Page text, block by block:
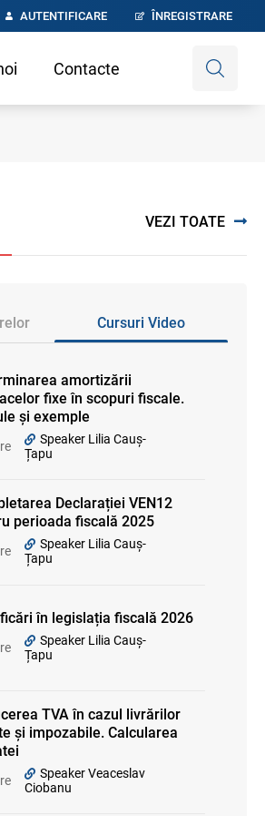
AUTENTIFICARE ÎNREGISTRARE
Contacte
VEZI TOATE
Cursuri Video
amortizării
fixe în scopuri fiscale.
și exemple
Speaker Lilia Cauș-
Țapu
Declarației VEN12
perioada fiscală 2025
Speaker Lilia Cauș-
Țapu
în legislația fiscală 2026
Speaker Lilia Cauș-
Țapu
TVA în cazul livrărilor
și impozabile. Calcularea
Speaker Veaceslav
Ciobanu